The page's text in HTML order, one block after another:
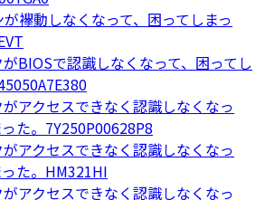
襷動しなくなって、困ってしまっ
BIOSで認識しなくなって、困ってし
アクセスできなく認識しなくなっ
た。7Y250P00628P8
アクセスできなく認識しなくなっ
た。HM321HI
アクセスできなく認識しなくなっ